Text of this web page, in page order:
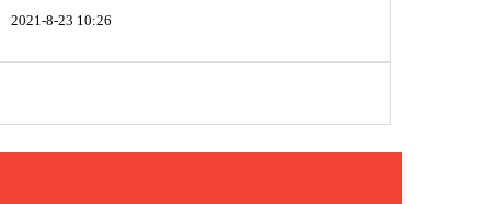
2021-8-23 10:26